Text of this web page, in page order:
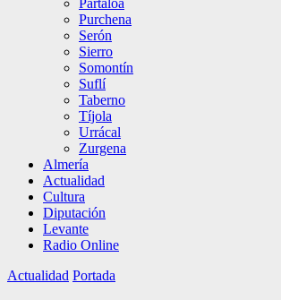
Partaloa
Purchena
Serón
Sierro
Somontín
Suflí
Taberno
Tíjola
Urrácal
Zurgena
Almería
Actualidad
Cultura
Diputación
Levante
Radio Online
Actualidad Portada